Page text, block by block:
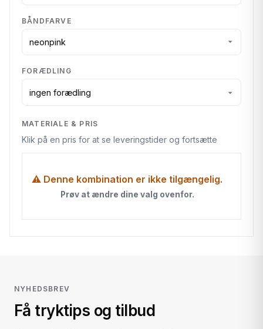
BÅNDFARVE
FORÆDLING
MATERIALE & PRIS
Klik på en pris for at se leveringstider og fortsætte
⚠ Denne kombination er ikke tilgængelig.
Prøv at ændre dine valg ovenfor.
NYHEDSBREV
Få tryktips og tilbud